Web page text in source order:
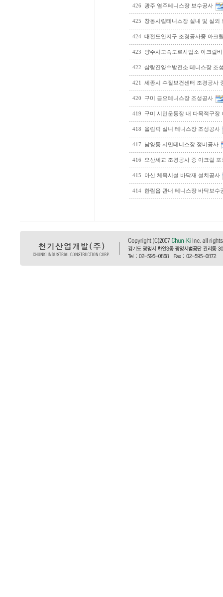
426 광주 염주테니스장 보수공사
425 창동시립테니스장 실내 및 실외
424 대전도안지구 조경공사중 아크
423 양주시고속도로사업소 아크릴
422 삼랑진양수발전소 테니스장 조
421 세종시 수질보건센터 조경공사
420 구미 금오테니스장 조성공사
419 구미 시민운동장 내 다목적구장
418 올림픽 실내 테니스장 조성공사
417 남양동 시민테니스장 정비공사
416 오산세교 조경공사 중 아크릴 포
415 아산 체육시설 바닥재 설치공사
414 한림읍 관내 테니스장 바닥보수